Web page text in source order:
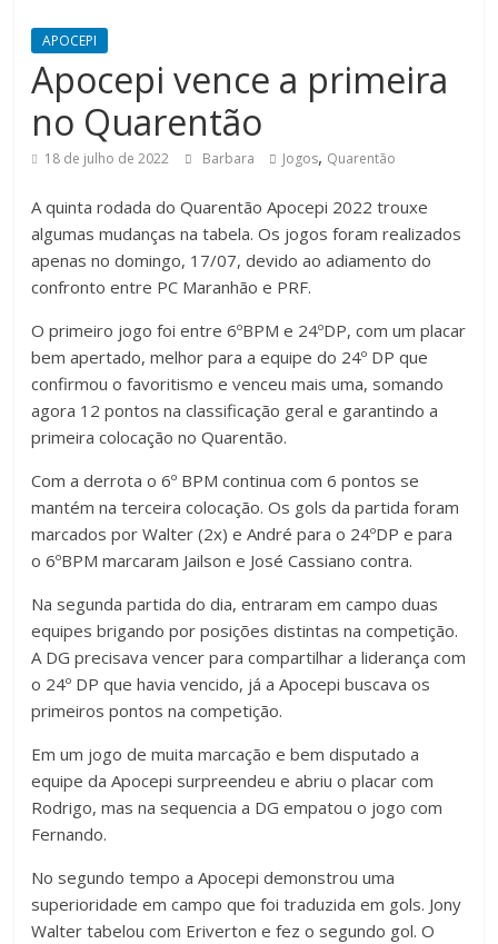
APOCEPI
Apocepi vence a primeira
no Quarentão
18 de julho de 2022 Barbara Jogos, Quarentão
A quinta rodada do Quarentão Apocepi 2022 trouxe
algumas mudanças na tabela. Os jogos foram realizados
apenas no domingo, 17/07, devido ao adiamento do
confronto entre PC Maranhão e PRF.
O primeiro jogo foi entre 6ºBPM e 24ºDP, com um placar
bem apertado, melhor para a equipe do 24º DP que
confirmou o favoritismo e venceu mais uma, somando
agora 12 pontos na classificação geral e garantindo a
primeira colocação no Quarentão.
Com a derrota o 6º BPM continua com 6 pontos se
mantém na terceira colocação. Os gols da partida foram
marcados por Walter (2x) e André para o 24ºDP e para
o 6ºBPM marcaram Jailson e José Cassiano contra.
Na segunda partida do dia, entraram em campo duas
equipes brigando por posições distintas na competição.
A DG precisava vencer para compartilhar a liderança com
o 24º DP que havia vencido, já a Apocepi buscava os
primeiros pontos na competição.
Em um jogo de muita marcação e bem disputado a
equipe da Apocepi surpreendeu e abriu o placar com
Rodrigo, mas na sequencia a DG empatou o jogo com
Fernando.
No segundo tempo a Apocepi demonstrou uma
superioridade em campo que foi traduzida em gols. Jony
Walter tabelou com Eriverton e fez o segundo gol. O